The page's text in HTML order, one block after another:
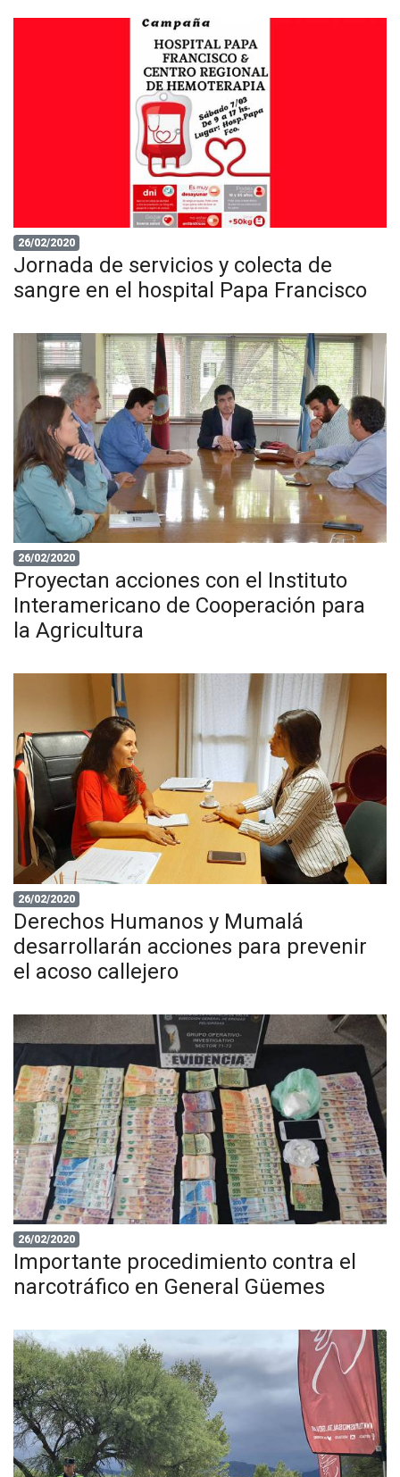
26/02/2020
Jornada de servicios y colecta de
sangre en el hospital Papa Francisco
26/02/2020
Proyectan acciones con el Instituto
Interamericano de Cooperación para
la Agricultura
26/02/2020
Derechos Humanos y Mumalá
desarrollarán acciones para prevenir
el acoso callejero
26/02/2020
Importante procedimiento contra el
narcotráfico en General Güemes